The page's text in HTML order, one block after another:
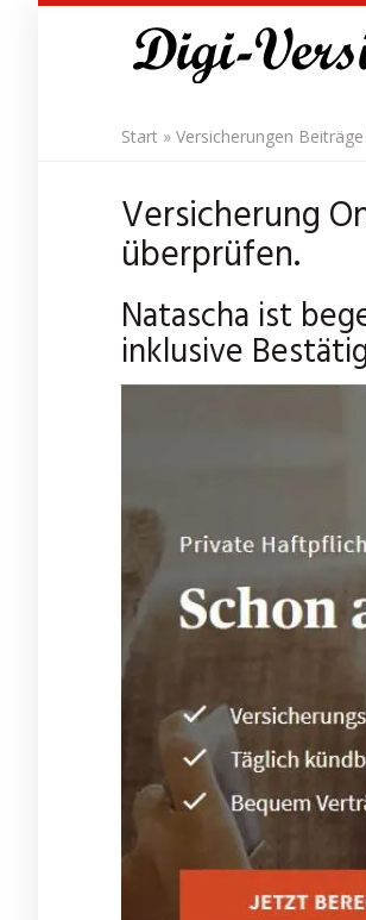
Start » Versicherungen
Versicherung
überprüfen.
Natascha ist
inklusive